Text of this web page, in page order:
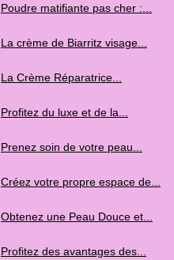
Poudre matifiante pas cher :...
La crème de Biarritz visage...
La Crème Réparatrice...
Profitez du luxe et de la...
Prenez soin de votre peau...
Créez votre propre espace de...
Obtenez une Peau Douce et...
Profitez des avantages des...